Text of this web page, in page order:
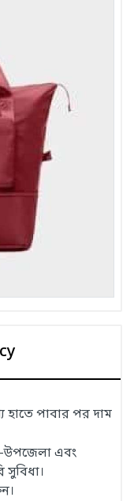
হাতে পাবার পর দাম
উপজেলা এবং
সুবিধা।